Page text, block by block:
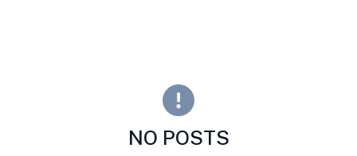
NO POSTS